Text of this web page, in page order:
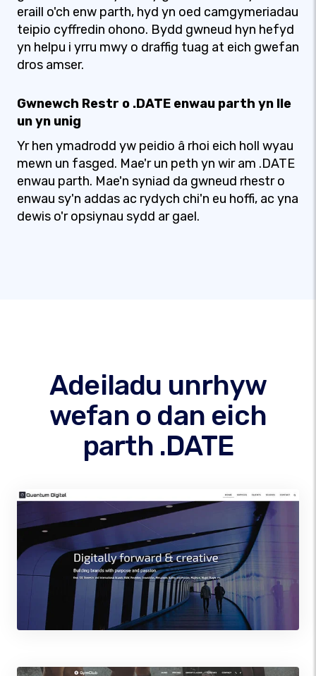
eraill o'ch enw parth, hyd yn oed camgymeriadau
teipio cyffredin ohono. Bydd gwneud hyn hefyd
yn helpu i yrru mwy o draffig tuag at eich gwefan
dros amser.
Gwnewch Restr o .DATE enwau parth yn lle
un yn unig
Yr hen ymadrodd yw peidio â rhoi eich holl wyau
mewn un fasged. Mae'r un peth yn wir am .DATE
enwau parth. Mae'n syniad da gwneud rhestr o
enwau sy'n addas ac rydych chi'n eu hoffi, ac yna
dewis o'r opsiynau sydd ar gael.
Adeiladu unrhyw
wefan o dan eich
parth .DATE